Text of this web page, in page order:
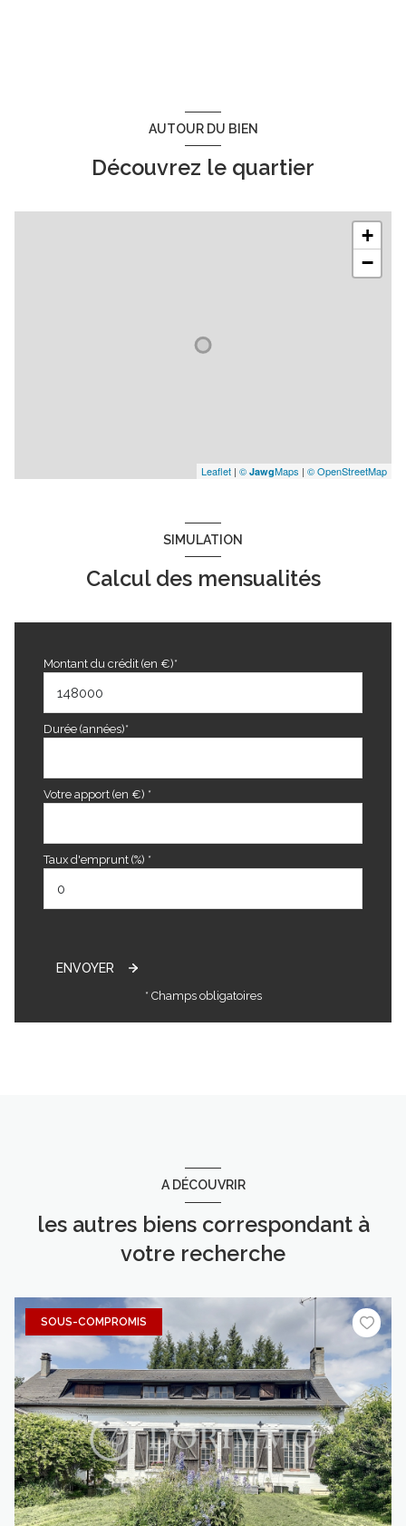
AUTOUR DU BIEN
Découvrez le quartier
+
−
Leaflet | © JawgMaps | © OpenStreetMap
SIMULATION
Calcul des mensualités
Montant du crédit (en €)*
Durée (années)*
Votre apport (en €) *
Taux d'emprunt (%) *
ENVOYER
* Champs obligatoires
A DÉCOUVRIR
les autres biens correspondant à
votre recherche
SOUS-COMPROMIS